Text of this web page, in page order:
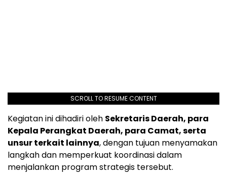
SCROLL TO RESUME CONTENT
Kegiatan ini dihadiri oleh Sekretaris Daerah, para
Kepala Perangkat Daerah, para Camat, serta
unsur terkait lainnya, dengan tujuan menyamakan
langkah dan memperkuat koordinasi dalam
menjalankan program strategis tersebut.